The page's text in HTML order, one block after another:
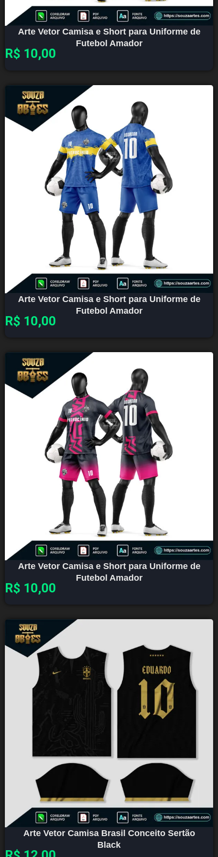
Arte Vetor Camisa e Short para Uniforme de
Futebol Amador
R$ 10,00
Arte Vetor Camisa e Short para Uniforme de
Futebol Amador
R$ 10,00
Arte Vetor Camisa e Short para Uniforme de
Futebol Amador
R$ 10,00
Arte Vetor Camisa Brasil Conceito Sertão
Black